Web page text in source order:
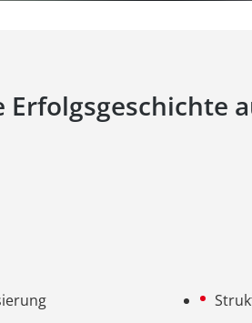
Erfolgsgeschichte